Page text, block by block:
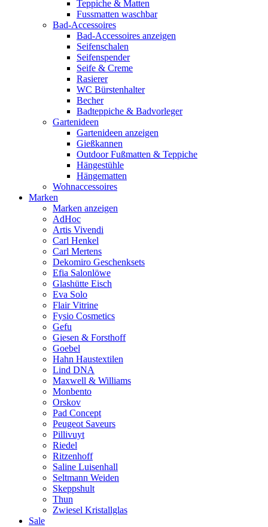
Teppiche & Matten
Fussmatten waschbar
Bad-Accessoires
Bad-Accessoires anzeigen
Seifenschalen
Seifenspender
Seife & Creme
Rasierer
WC Bürstenhalter
Becher
Badteppiche & Badvorleger
Gartenideen
Gartenideen anzeigen
Gießkannen
Outdoor Fußmatten & Teppiche
Hängestühle
Hängematten
Wohnaccessoires
Marken
Marken anzeigen
AdHoc
Artis Vivendi
Carl Henkel
Carl Mertens
Dekomiro Geschenksets
Efia Salonlöwe
Glashütte Eisch
Eva Solo
Flair Vitrine
Fysio Cosmetics
Gefu
Giesen & Forsthoff
Goebel
Hahn Haustextilen
Lind DNA
Maxwell & Williams
Monbento
Orskov
Pad Concept
Peugeot Saveurs
Pillivuyt
Riedel
Ritzenhoff
Saline Luisenhall
Seltmann Weiden
Skeppshult
Thun
Zwiesel Kristallglas
Sale